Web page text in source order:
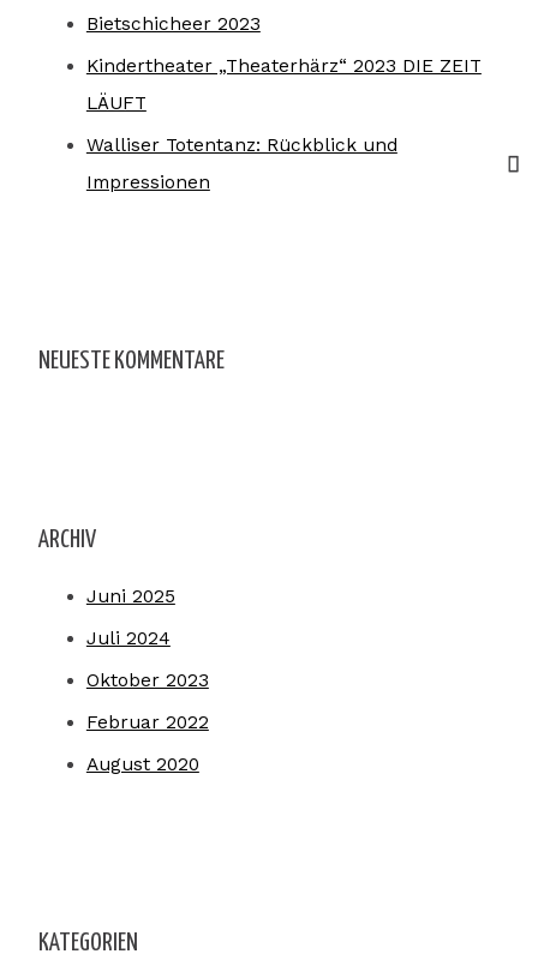
Bietschicheer 2023
Kindertheater „Theaterhärz“ 2023 DIE ZEIT
LÄUFT
Walliser Totentanz: Rückblick und
Impressionen
NEUESTE KOMMENTARE
ARCHIV
Juni 2025
Juli 2024
Oktober 2023
Februar 2022
August 2020
KATEGORIEN